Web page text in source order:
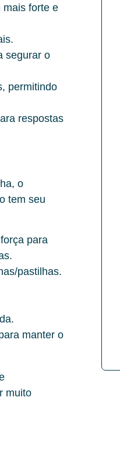
mais forte e
segurar o
permitindo
respostas
o
tem seu
para
pastilhas.
manter o
muito